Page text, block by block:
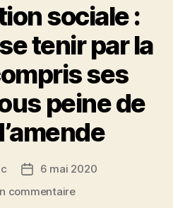
sociale :
tenir par la
ses
peine de
Date6 mai 2020
commentairesur